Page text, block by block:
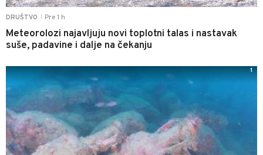
DRUŠTVO Pre 1 h
Meteorolozi najavljuju novi toplotni talas i nastavak
suše, padavine i dalje na čekanju
1